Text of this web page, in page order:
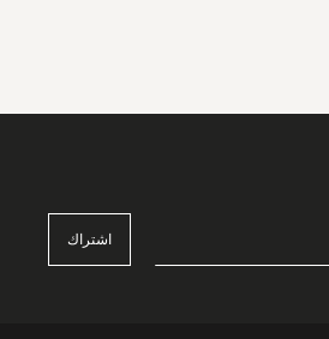
اشتراك